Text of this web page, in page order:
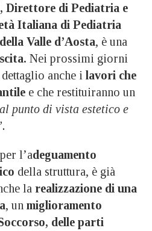
Direttore di Pediatria e
Italiana di Pediatria
Valle d’Aosta, è una
Nei prossimi giorni
anche i lavori che
e che restituiranno un
punto di vista estetico e
l’adeguamento
della struttura, è già
la realizzazione di una
, un miglioramento
delle parti